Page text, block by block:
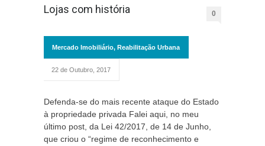
Lojas com história 0
Mercado Imobiliário, Reabilitação Urbana
22 de Outubro, 2017
Defenda-se do mais recente ataque do Estado
à propriedade privada Falei aqui, no meu
último post, da Lei 42/2017, de 14 de Junho,
que criou o “regime de reconhecimento e